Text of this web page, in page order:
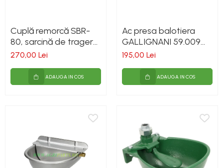
Cuplă remorcă SBR-
80, sarcină de tragere
maximă 8000 kg
270,00 Lei
ADAUGA IN COS
Ac presa balotiera
GALLIGNANI 59.009
600mm fonta
195,00 Lei
ADAUGA IN COS